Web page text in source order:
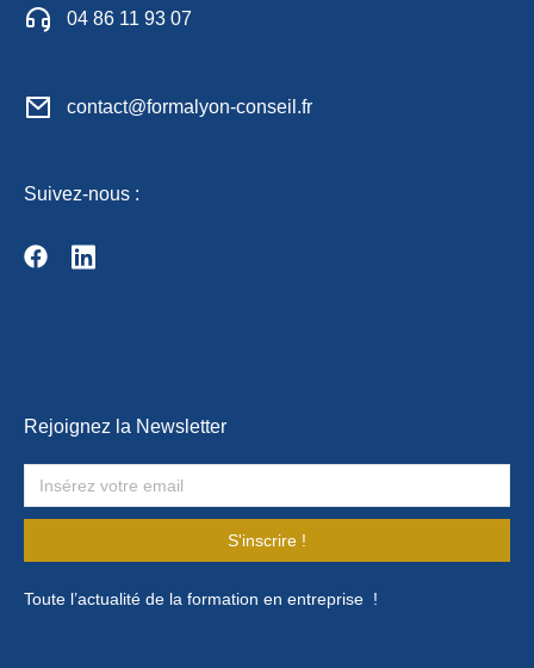
04 86 11 93 07
contact@formalyon-conseil.fr
Suivez-nous :
Rejoignez la Newsletter
S'inscrire !
Toute l’actualité de la formation en entreprise !